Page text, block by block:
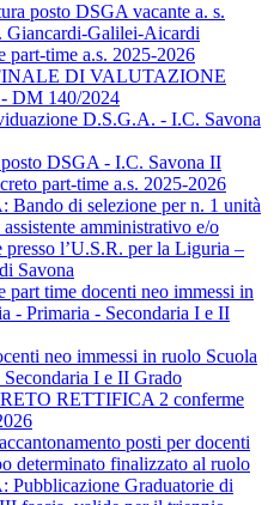
posto DSGA vacante a. s.
Giancardi-Galilei-Aicardi
part-time a.s. 2025-2026
DI VALUTAZIONE
DM 140/2024
D.S.G.A. - I.C. Savona
DSGA - I.C. Savona II
part-time a.s. 2025-2026
di selezione per n. 1 unità
amministrativo e/o
presso l’U.S.R. per la Liguria –
Savona
part time docenti neo immessi in
- Primaria - Secondaria I e II
neo immessi in ruolo Scuola
I e II Grado
RETTIFICA 2 conferme
posti per docenti
determinato finalizzato al ruolo
Graduatorie di